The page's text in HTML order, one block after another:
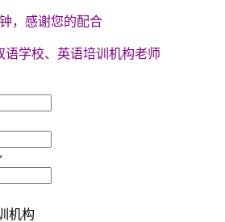
，感谢您的配合
学校、英语培训机构老师
机构